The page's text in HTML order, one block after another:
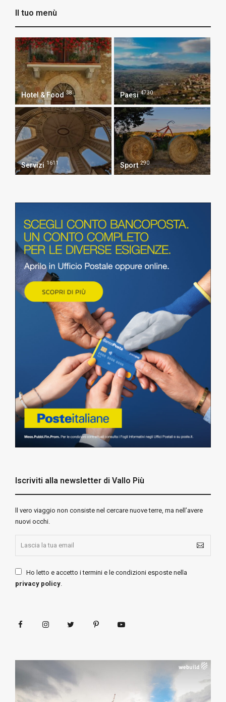
Il tuo menù
Hotel & Food 38 Paesi 4730
Servizi 1611 Sport 290
Iscriviti alla newsletter di Vallo Più
ll vero viaggio non consiste nel cercare nuove terre, ma nell’avere
nuovi occhi.
Ho letto e accetto i termini e le condizioni esposte nella
privacy policy